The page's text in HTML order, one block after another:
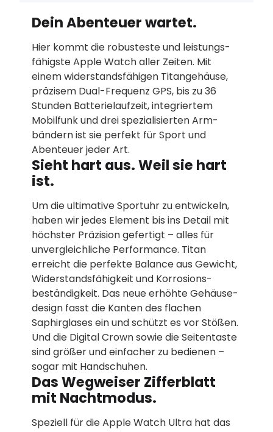
Dein Abenteuer wartet.
Hier kommt die robusteste und leistungs­
fähigste Apple Watch aller Zeiten. Mit
einem widerstands­fähigen Titan­gehäuse,
präzisem Dual-Frequenz GPS, bis zu 36
Stunden Batterie­laufzeit, integriertem
Mobilfunk und drei spezialisierten Arm­
bändern ist sie perfekt für Sport und
Abenteuer jeder Art.
Sieht hart aus. Weil sie hart
ist.
Um die ultimative Sportuhr zu entwickeln,
haben wir jedes Element bis ins Detail mit
höchster Präzision gefertigt – alles für
unver­gleichliche Performance. Titan
erreicht die perfekte Balance aus Gewicht,
Widerstands­­fähigkeit und Korrosions­­
beständigkeit. Das neue erhöhte Gehäuse­
design fasst die Kanten des flachen
Saphirglases ein und schützt es vor Stößen.
Und die Digital Crown sowie die Seiten­taste
sind größer und einfacher zu bedienen –
sogar mit Handschuhen.
Das Wegweiser Zifferblatt
mit Nachtmodus.
Speziell für die Apple Watch Ultra hat das